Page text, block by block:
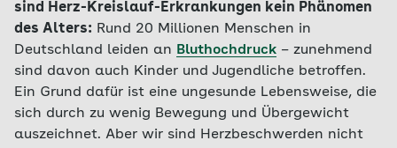
sind Herz-Kreislauf-Erkrankungen kein Phänomen
des Alters: Rund 20 Millionen Menschen in
Deutschland leiden an Bluthochdruck – zunehmend
sind davon auch Kinder und Jugendliche betroffen.
Ein Grund dafür ist eine ungesunde Lebensweise, die
sich durch zu wenig Bewegung und Übergewicht
auszeichnet. Aber wir sind Herzbeschwerden nicht